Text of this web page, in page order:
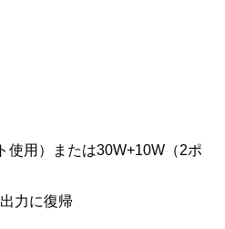
使用）または30W+10W（2ポ
力に復帰